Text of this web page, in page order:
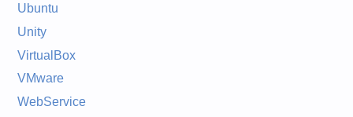
Ubuntu
Unity
VirtualBox
VMware
WebService